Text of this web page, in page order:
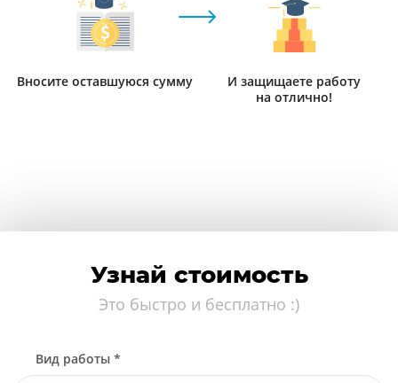
Вносите оставшуюся сумму
И защищаете работу
на отлично!
Узнай стоимость
Это быстро и бесплатно :)
Вид работы *